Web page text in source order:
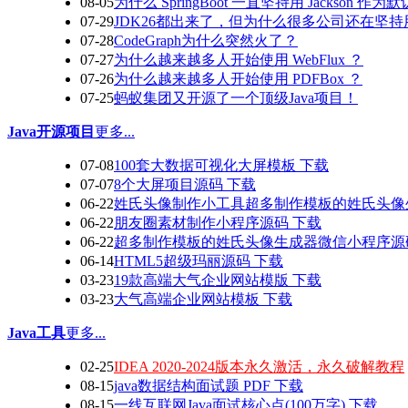
07-29JDK26都出来了，但为什么很多公司还在坚持
07-28CodeGraph为什么突然火了？
07-27为什么越来越多人开始使用 WebFlux ？
07-26为什么越来越多人开始使用 PDFBox ？
07-25蚂蚁集团又开源了一个顶级Java项目！
Java开源项目 更多...
07-08100套大数据可视化大屏模板 下载
07-078个大屏项目源码 下载
06-22姓氏头像制作小工具超多制作模板的姓氏头像
06-22朋友圈素材制作小程序源码 下载
06-22超多制作模板的姓氏头像生成器微信小程序源
06-14HTML5超级玛丽源码 下载
03-2319款高端大气企业网站模版 下载
03-23大气高端企业网站模板 下载
Java工具更多...
02-25IDEA 2020-2024版本永久激活，永久破解教程
08-15java数据结构面试题 PDF 下载
08-15一线互联网Java面试核心点(100万字) 下载